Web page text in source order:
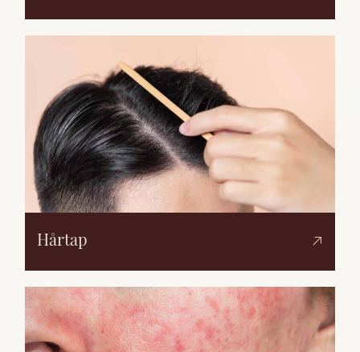
Hårtap